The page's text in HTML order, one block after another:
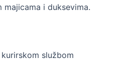
majicama i duksevima.
službom